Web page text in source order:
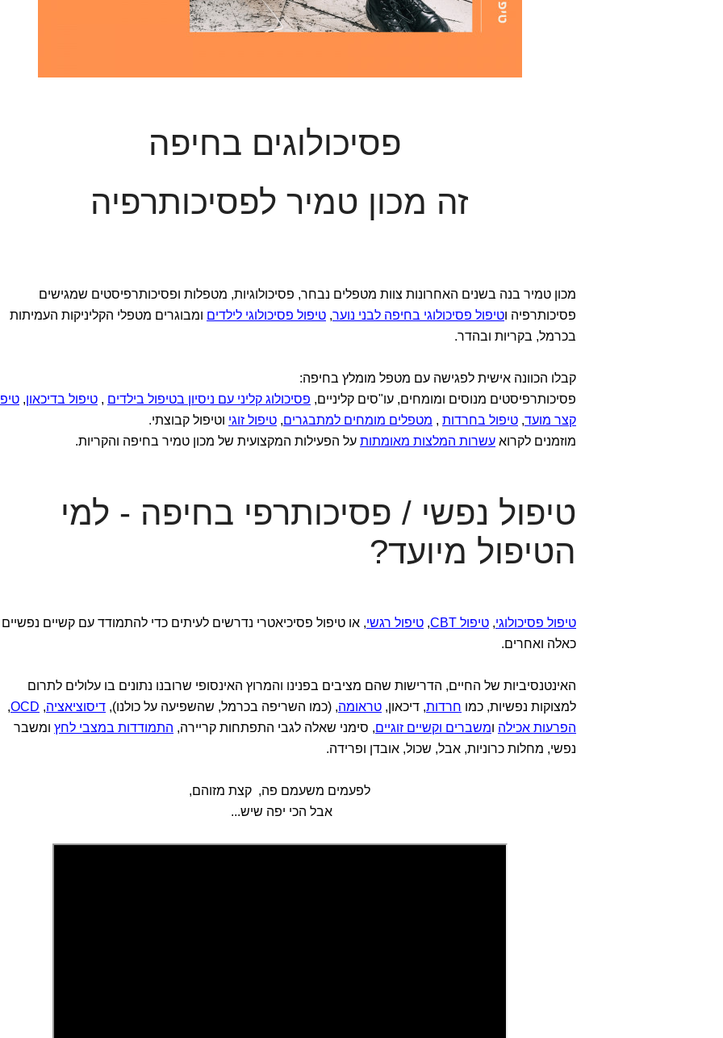
פסיכולוגים בחיפה
זה מכון טמיר לפסיכותרפיה
מכון טמיר בנה בשנים האחרונות צוות מטפלים נבחר, פסיכולוגיות, מטפלות ופסיכותרפיסטים שמגישים
פסיכותרפיה וטיפול פסיכולוגי בחיפה לבני נוער, טיפול פסיכולוגי לילדים ומבוגרים מטפלי הקליניקות העמיתות
בכרמל, בקריות ובהדר.
קבלו הכוונה אישית לפגישה עם מטפל מומלץ בחיפה:
פסיכותרפיסטים מנוסים ומומחים, עו"סים קליניים, פסיכולוג קליני עם ניסיון בטיפול בילדים , טיפול בדיכאון,
קצר מועד, טיפול בחרדות , מטפלים מומחים למתבגרים, טיפול זוגי וטיפול קבוצתי.
מוזמנים לקרוא עשרות המלצות מאומתות על הפעילות המקצועית של מכון טמיר בחיפה והקריות.
טיפול נפשי / פסיכותרפי בחיפה - למי
הטיפול מיועד?
טיפול פסיכולוגי, טיפול CBT , טיפול רגשי, או טיפול פסיכיאטרי נדרשים לעיתים כדי להתמודד עם קשיים נפשיים
כאלה ואחרים.
האינטנסיביות של החיים, הדרישות שהם מציבים בפנינו והמרוץ האינסופי שרובנו נתונים בו עלולים לתרום
למצוקות נפשיות, כמו חרדות, דיכאון, טראומה, (כמו השריפה בכרמל, שהשפיעה על כולנו), דיסוציאציה,
OCD
,
הפרעות אכילה ומשברים וקשיים זוגיים, סימני שאלה לגבי התפתחות קריירה, התמודדות במצבי לחץ ומשבר
נפשי, מחלות כרוניות, אבל, שכול, אובדן ופרידה.
לפעמים משעמם פה, קצת מזוהם,
אבל הכי יפה שיש...